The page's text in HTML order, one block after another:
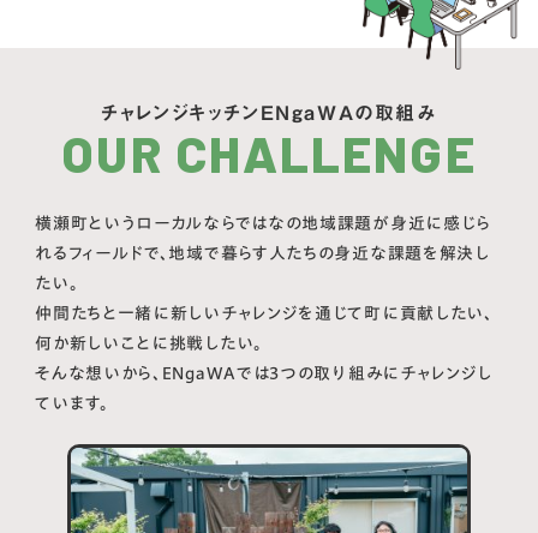
チャレンジキッチンENgaWAの取組み
OUR CHALLENGE
横瀬町というローカルならではなの地域課題が身近に感じら
れるフィールドで、地域で暮らす人たちの身近な課題を解決し
たい。
仲間たちと一緒に新しいチャレンジを通じて町に貢献したい、
何か新しいことに挑戦したい。
そんな想いから、ENgaWAでは3つの取り組みにチャレンジし
ています。